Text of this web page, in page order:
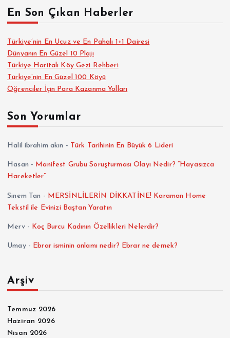
En Son Çıkan Haberler
Türkiye’nin En Ucuz ve En Pahalı 1+1 Dairesi
Dünyanın En Güzel 10 Plajı
Türkiye Haritalı Köy Gezi Rehberi
Türkiye’nin En Güzel 100 Köyü
Öğrenciler İçin Para Kazanma Yolları
Son Yorumlar
Halil ibrahim akın - Türk Tarihinin En Büyük 6 Lideri
Hasan - Manifest Grubu Soruşturması Olayı Nedir? “Hayasızca
Hareketler”
Sinem Tan - MERSİNLİLERİN DİKKATİNE! Karaman Home
Tekstil ile Evinizi Baştan Yaratın
Merv- Koç Burcu Kadının Özellikleri Nelerdir?
Umay- Ebrar isminin anlamı nedir? Ebrar ne demek?
Arşiv
Temmuz 2026
Haziran 2026
Nisan 2026